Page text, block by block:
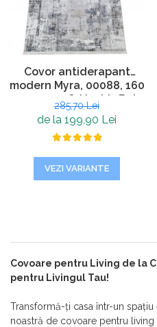
Covor antiderapant
modern Myra, 00088, 160
x 230 cm, Gri Inchis Bej,
Grosime 5mm
285,70 Lei
de la 199,90 Lei
VEZI VARIANTE
Covoare pentru Living de la
pentru Livingul Tau!
Transformă-ți casa într-un
noastră de covoare pentru